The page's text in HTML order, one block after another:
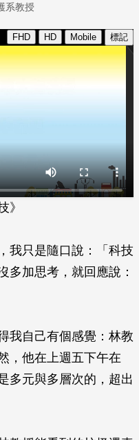
系教授
》
我只是隨口說：「科技
多加思考，就回應說：
我自己有個感覺：林教
，他在上週五下午在
多元與多層次的，超出